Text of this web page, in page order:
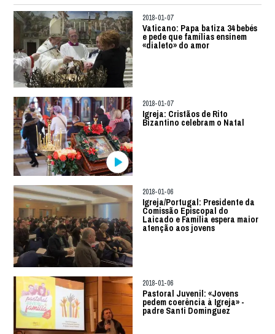
2018-01-07
Vaticano: Papa batiza 34 bebés
e pede que famílias ensinem
«dialeto» do amor
2018-01-07
Igreja: Cristãos de Rito
Bizantino celebram o Natal
2018-01-06
Igreja/Portugal: Presidente da
Comissão Episcopal do
Laicado e Família espera maior
atenção aos jovens
2018-01-06
Pastoral Juvenil: «Jovens
pedem coerência à Igreja» -
padre Santi Dominguez